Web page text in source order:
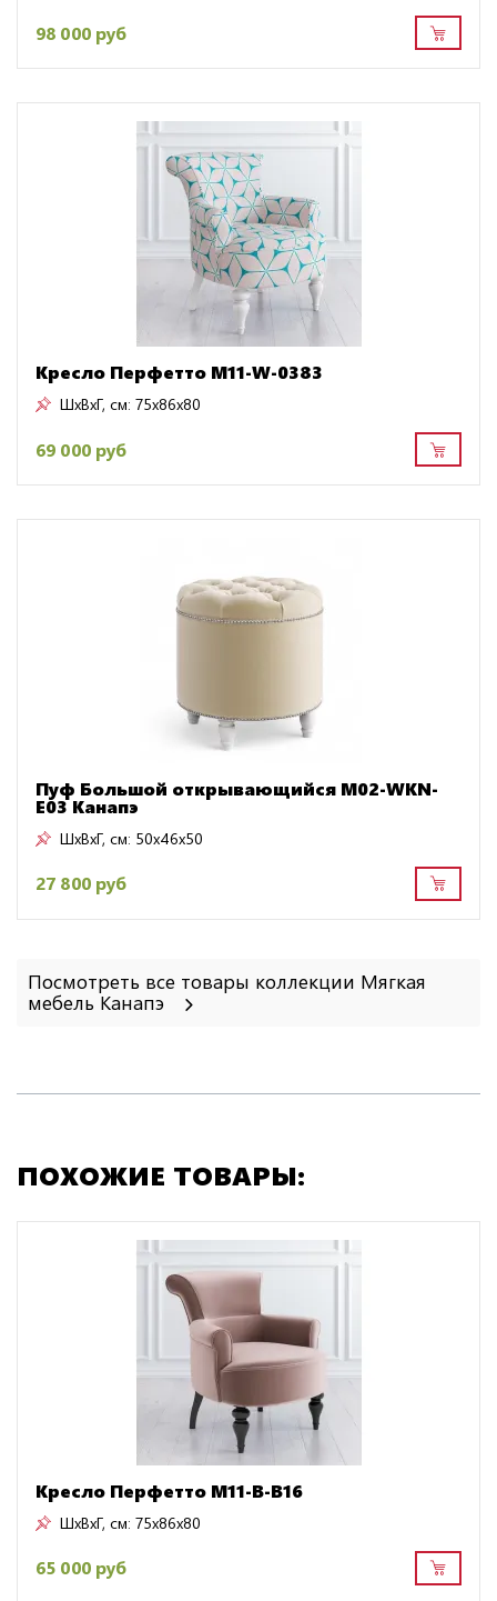
98 000 руб
Кресло Перфетто M11-W-0383
ШxВxГ, см: 75x86x80
69 000 руб
Пуф Большой открывающийся M02-WKN-
E03 Канапэ
ШxВxГ, см: 50x46x50
27 800 руб
Посмотреть все товары коллекции Мягкая
мебель Канапэ
ПОХОЖИЕ ТОВАРЫ:
Кресло Перфетто M11-B-B16
ШxВxГ, см: 75x86x80
65 000 руб